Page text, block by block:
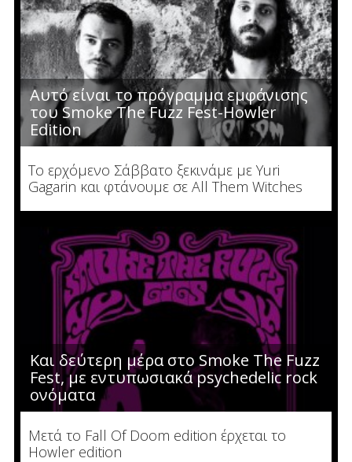
Αυτό είναι το πρόγραμμα εμφάνισης
του Smoke The Fuzz Fest-Howler
Edition
Το ερχόμενο Σάββατο ξεκινάμε με Yuri
Gagarin και φτάνουμε σε All Them Witches
Και δεύτερη μέρα στο Smoke The Fuzz
Fest, με εντυπωσιακά psychedelic rock
ονόματα
Μετά το Fall Of Doom edition έρχεται το
Howler edition